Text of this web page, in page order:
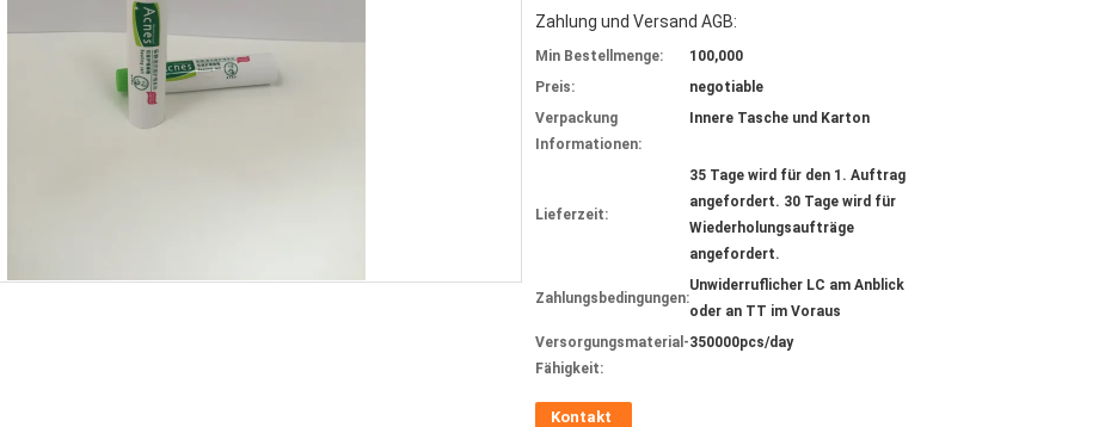
Zahlung und Versand AGB:
Min Bestellmenge:
100,000
Preis:
negotiable
Verpackung
Informationen:
Innere Tasche und Karton
Lieferzeit:
35 Tage wird für den 1. Auftrag
angefordert. 30 Tage wird für
Wiederholungsaufträge
angefordert.
Zahlungsbedingungen:
Unwiderruflicher LC am Anblick
oder an TT im Voraus
Versorgungsmaterial-
Fähigkeit:
350000pcs/day
Kontakt